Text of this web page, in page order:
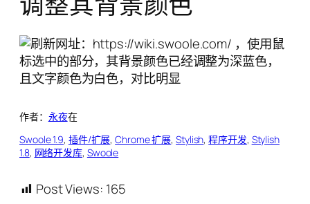
作者： 永夜在
Swoole 1.9, 插件/扩展, Chrome 扩展, Stylish, 程序开发, Stylish
1.8, 网络开发库, Swoole
Post Views: 165